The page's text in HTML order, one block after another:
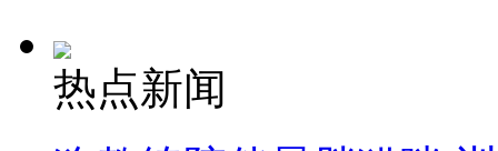
热点新闻